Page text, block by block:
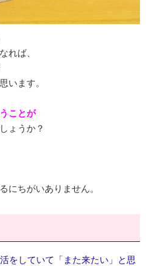
れば、
います。
ことが
ょうか？
にちがいありません。
をしていて「また来たい」と思